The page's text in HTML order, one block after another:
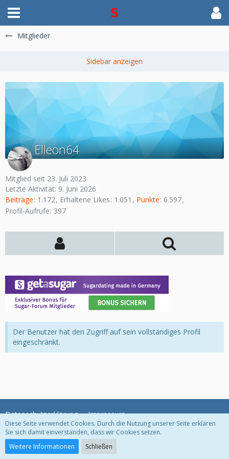
Mitglieder
Elleon64
Mitglied seit 23. Juli 2023
Letzte Aktivität: 9. Juni 2026
Beiträge 1.172 Erhaltene Likes 1.051 Punkte 6.597
Profil-Aufrufe 397
Der Benutzer hat den Zugriff auf sein vollständiges Profil
eingeschränkt.
Datenschutzerklärung Impressum
Community-Software:
Diese Seite verwendet Cookies. Durch die Nutzung unserer Seite erklären
Sie sich damit einverstanden, dass wir Cookies setzen.
Weitere Informationen
Schließen